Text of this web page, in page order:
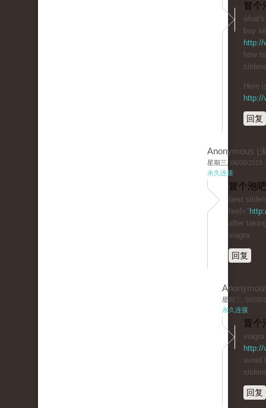
冒个
buy
http://
how
Here
http://
回复
Anonymous (
星期三, 06/05/2019
永久连接
冒个泡
best
href="
after
viagra.
回复
星期三, 06/05/
永久连接
冒个
http://
avoid
回复